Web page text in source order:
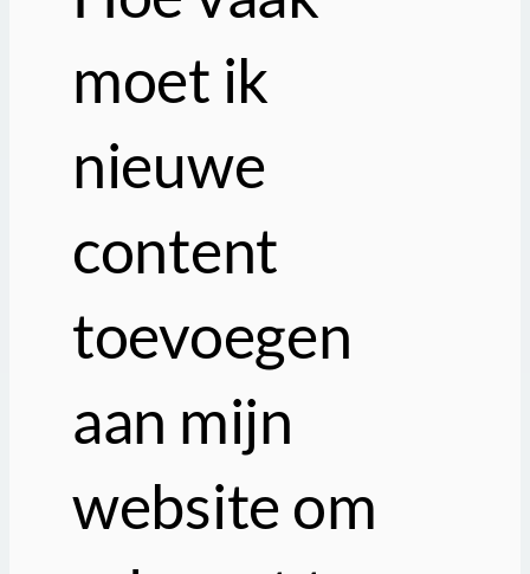
moet ik
nieuwe
content
toevoegen
aan mijn
website om